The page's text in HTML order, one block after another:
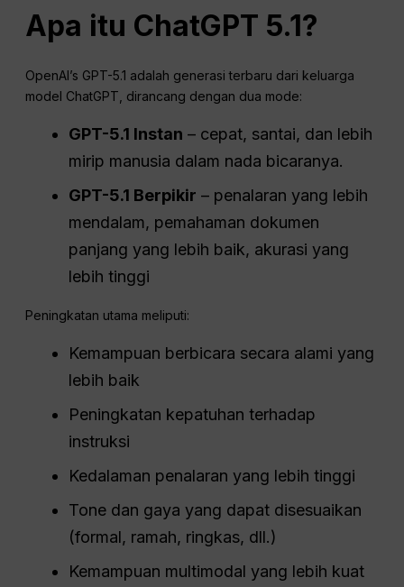
Apa itu ChatGPT 5.1?
OpenAI’s GPT-5.1 adalah generasi terbaru dari keluarga
model ChatGPT, dirancang dengan dua mode:
GPT-5.1 Instan – cepat, santai, dan lebih
mirip manusia dalam nada bicaranya.
GPT-5.1 Berpikir – penalaran yang lebih
mendalam, pemahaman dokumen
panjang yang lebih baik, akurasi yang
lebih tinggi
Peningkatan utama meliputi:
Kemampuan berbicara secara alami yang
lebih baik
Peningkatan kepatuhan terhadap
instruksi
Kedalaman penalaran yang lebih tinggi
Tone dan gaya yang dapat disesuaikan
(formal, ramah, ringkas, dll.)
Kemampuan multimodal yang lebih kuat